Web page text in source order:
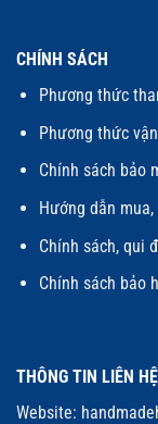
CHÍNH SÁCH
Phương thức
Phương thức
Chính sách bảo
Hướng dẫn
Chính sách, qui
Chính sách bảo
THÔNG TIN LIÊN HỆ
Website: